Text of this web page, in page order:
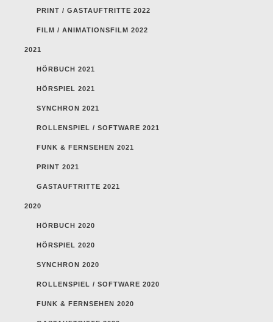
PRINT / GASTAUFTRITTE 2022
FILM / ANIMATIONSFILM 2022
2021
HÖRBUCH 2021
HÖRSPIEL 2021
SYNCHRON 2021
ROLLENSPIEL / SOFTWARE 2021
FUNK & FERNSEHEN 2021
PRINT 2021
GASTAUFTRITTE 2021
2020
HÖRBUCH 2020
HÖRSPIEL 2020
SYNCHRON 2020
ROLLENSPIEL / SOFTWARE 2020
FUNK & FERNSEHEN 2020